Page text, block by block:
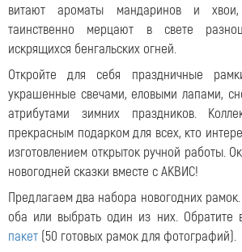
витают ароматы мандаринов и
таинственно мерцают в свете
искрящихся бенгальских огней.
Откройте для себя праздничные
украшенные свечами, еловыми лапами,
атрибутами зимних праздников.
прекрасным подарком для всех, кто
изготовлением открыток ручной работы.
новогодней сказки вместе с АКВИС!
Предлагаем два набора новогодних
оба или выбрать один из них. Обратите
пакет (50 готовых рамок для фотографий).